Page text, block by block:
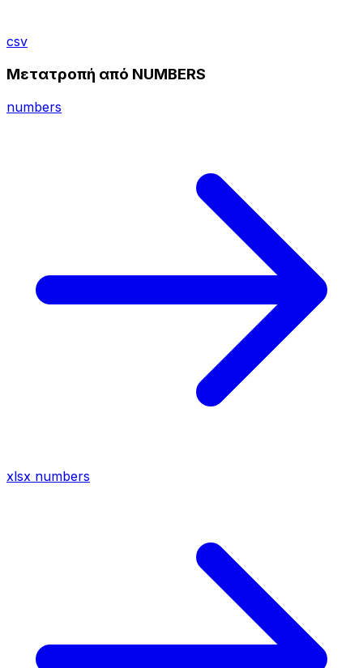
csv
Μετατροπή από NUMBERS
numbers
xlsx numbers